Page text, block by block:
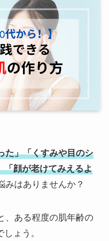
た」「くすみや目のシ
「顔が老けてみえるよ
みはありませんか？
、ある程度の肌年齢の
ょう。